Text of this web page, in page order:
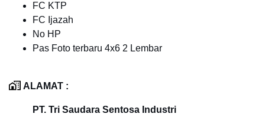
FC KTP
FC Ijazah
No HP
Pas Foto terbaru 4x6 2 Lembar
ALAMAT :
PT. Tri Saudara Sentosa Industri